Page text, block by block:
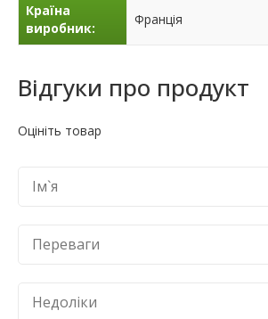
Країна
виробник:
Франція
Відгуки про продукт
Оцініть товар